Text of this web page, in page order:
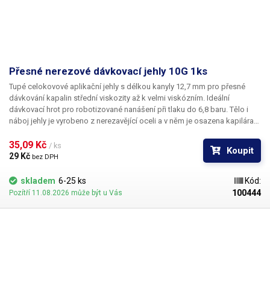
Přesné nerezové dávkovací jehly 10G 1ks
Tupé celokovové aplikační jehly s délkou kanyly 12,7 mm pro přesné
dávkování kapalin střední viskozity až k velmi viskózním. Ideální
dávkovací hrot pro robotizované nanášení při tlaku do 6,8 baru. Tělo i
náboj jehly je vyrobeno z nerezavějící oceli a v něm je osazena kapilára
povrchu a přesné dodržení vnitřních průměrů jehly a proto je povrch
kapiláry elektrolyticky leštěn.
35,09 Kč / ks
29 Kč bez DPH
Koupit
skladem 6-25 ks
Pozítří 11.08.2026 může být u Vás
Kód:
100444